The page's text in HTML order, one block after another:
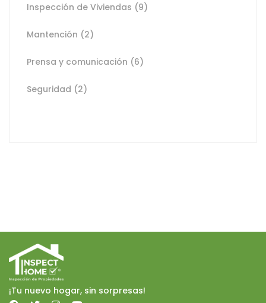
Inspección de Viviendas (9)
Mantención (2)
Prensa y comunicación (6)
Seguridad (2)
¡Tu nuevo hogar, sin sorpresas!